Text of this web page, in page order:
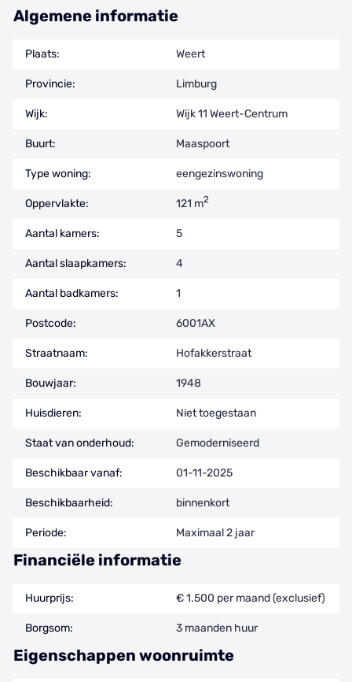
Algemene informatie
Plaats: Weert
Provincie: Limburg
Wijk: Wijk 11 Weert-Centrum
Buurt: Maaspoort
Type woning: eengezinswoning
Oppervlakte: 121 m2
Aantal kamers: 5
Aantal slaapkamers: 4
Aantal badkamers: 1
Postcode: 6001AX
Straatnaam: Hofakkerstraat
Bouwjaar: 1948
Huisdieren: Niet toegestaan
Staat van onderhoud: Gemoderniseerd
Beschikbaar vanaf: 01-11-2025
Beschikbaarheid: binnenkort
Periode: Maximaal 2 jaar
Financiële informatie
Huurprijs: € 1.500 per maand (exclusief)
Borgsom: 3 maanden huur
Eigenschappen woonruimte